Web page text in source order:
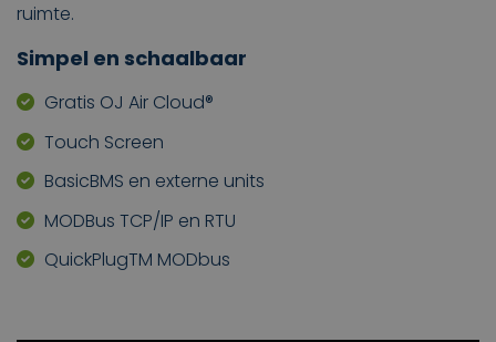
ruimte.
Simpel en schaalbaar
Gratis OJ Air Cloud®
Touch Screen
BasicBMS en externe units
MODBus TCP/IP en RTU
QuickPlugTM MODbus